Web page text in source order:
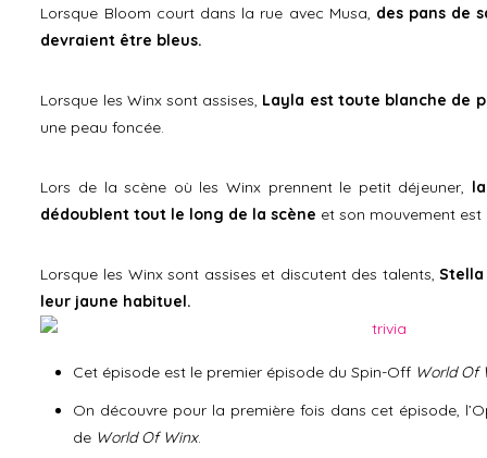
Lorsque Bloom court dans la rue avec Musa, des pans de
devraient être bleus.
Lorsque les Winx sont assises, Layla est toute blanche de
une peau foncée.
Lors de la scène où les Winx prennent le petit déjeuner,
dédoublent tout le long de la scène et son mouvement
Lorsque les Winx sont assises et discutent des talents,
leur jaune habituel.
Cet épisode est le premier épisode du Spin-Off World Of
On découvre pour la première fois dans cet épisode,
de World Of Winx.